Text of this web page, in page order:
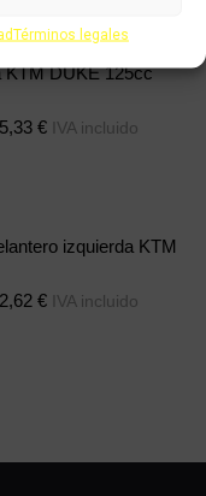
Términos legales
KTM DUKE 125cc
€ IVA incluido
izquierda KTM
€ IVA incluido